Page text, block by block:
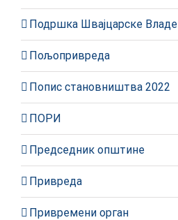
Подршка Швајцарске Владе
Пољопривреда
Попис становништва 2022
ПОРИ
Председник општине
Привреда
Привремени орган